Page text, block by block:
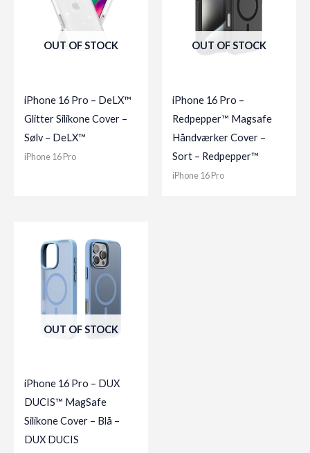
OUT OF STOCK
iPhone 16 Pro – DeLX™
Glitter Silikone Cover –
Sølv – DeLX™
iPhone 16 Pro
OUT OF STOCK
iPhone 16 Pro –
Redpepper™ Magsafe
Håndværker Cover –
Sort – Redpepper™
iPhone 16 Pro
OUT OF STOCK
iPhone 16 Pro – DUX
DUCIS™ MagSafe
Silikone Cover – Blå –
DUX DUCIS